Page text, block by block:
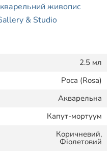
живопис
& Studio
2.5 мл
Роса (Rosa)
Акварельна
Капут-мортуум
Коричневий,
Фіолетовий